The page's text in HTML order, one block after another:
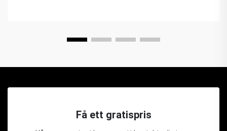
Få ett gratispris